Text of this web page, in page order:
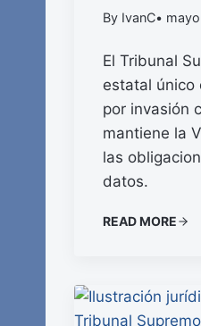
By IvanC•
El Tribunal
estatal único
por invasión
mantiene la
las
datos.
READ MORE